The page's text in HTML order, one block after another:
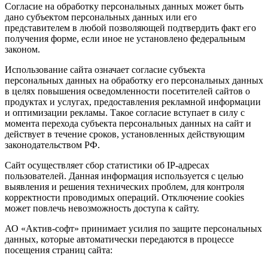
Согласие на обработку персональных данных может быть
дано субъектом персональных данных или его
представителем в любой позволяющей подтвердить факт его
получения форме, если иное не установлено федеральным
законом.
Использование сайта означает согласие субъекта
персональных данных на обработку его персональных данных
в целях повышения осведомленности посетителей сайтов о
продуктах и услугах, предоставления рекламной информации
и оптимизации рекламы. Такое согласие вступает в силу с
момента перехода субъекта персональных данных на сайт и
действует в течение сроков, установленных действующим
законодательством РФ.
Сайт осуществляет сбор статистики об IP-адресах
пользователей. Данная информация используется с целью
выявления и решения технических проблем, для контроля
корректности проводимых операций. Отключение cookies
может повлечь невозможность доступа к сайту.
АО «Актив-софт» принимает усилия по защите персональных
данных, которые автоматически передаются в процессе
посещения страниц сайта: